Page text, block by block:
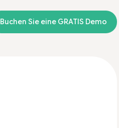
Buchen Sie eine GRATIS Demo